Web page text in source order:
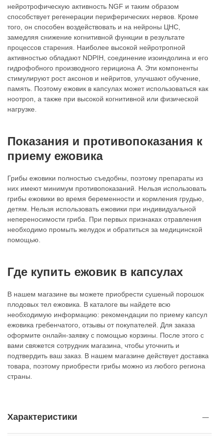
нейротрофическую активность NGF и таким образом
способствует регенерации периферических нервов. Кроме
того, он способен воздействовать и на нейроны ЦНС,
замедляя снижение когнитивной функции в результате
процессов старения. Наиболее высокой нейротропной
активностью обладают NDPIH, соединение изоиндолина и его
гидрофобного производного герициона А. Эти компоненты
стимулируют рост аксонов и нейритов, улучшают обучение,
память. Поэтому ежовик в капсулах может использоваться как
ноотроп, а также при высокой когнитивной или физической
нагрузке.
Показания и противопоказания к
приему ежовика
Грибы ежовики полностью съедобны, поэтому препараты из
них имеют минимум противопоказаний. Нельзя использовать
грибы ежовики во время беременности и кормления грудью,
детям. Нельзя использовать ежовики при индивидуальной
непереносимости гриба. При первых признаках отравления
необходимо промыть желудок и обратиться за медицинской
помощью.
Где купить ежовик в капсулах
В нашем магазине вы можете приобрести сушеный порошок
плодовых тел ежовика. В каталоге вы найдете всю
необходимую информацию: рекомендации по приему капсул
ежовика гребенчатого, отзывы от покупателей. Для заказа
оформите онлайн-заявку с помощью корзины. После этого с
вами свяжется сотрудник магазина, чтобы уточнить и
подтвердить ваш заказ. В нашем магазине действует доставка
товара, поэтому приобрести грибы можно из любого региона
страны.
Характеристики